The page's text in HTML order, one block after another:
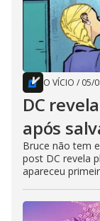
O VÍCIO / 05/
DC
após
Bruce não tem
post DC revela
apareceu